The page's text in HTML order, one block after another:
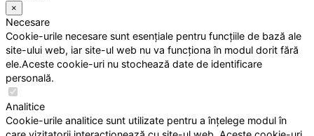
×
Necesare
Cookie-urile necesare sunt esențiale pentru funcțiile de bază ale
site-ului web, iar site-ul web nu va funcționa în modul dorit fără
ele.Aceste cookie-uri nu stochează date de identificare
personală.
Analitice
Cookie-urile analitice sunt utilizate pentru a înțelege modul în